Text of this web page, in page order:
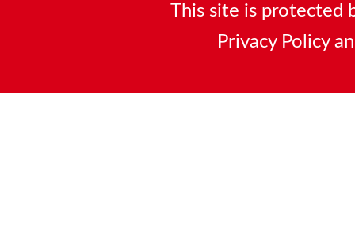
This site is protected
Privacy Policy